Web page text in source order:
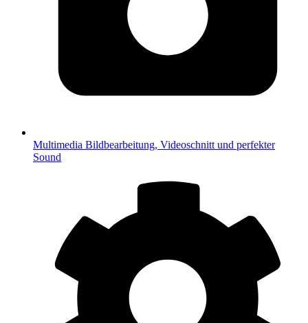
Multimedia Bildbearbeitung, Videoschnitt und perfekter
Sound